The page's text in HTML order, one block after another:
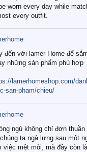
worn every day while
every outfit.
đến với lamer Home để
những sản phẩm phù hợp
lamerhomeshop.com/
san-pham/chieu/
ngủ không chỉ đơn
ta ngả lưng sau một
việc mệt mỏi, mà đây còn là